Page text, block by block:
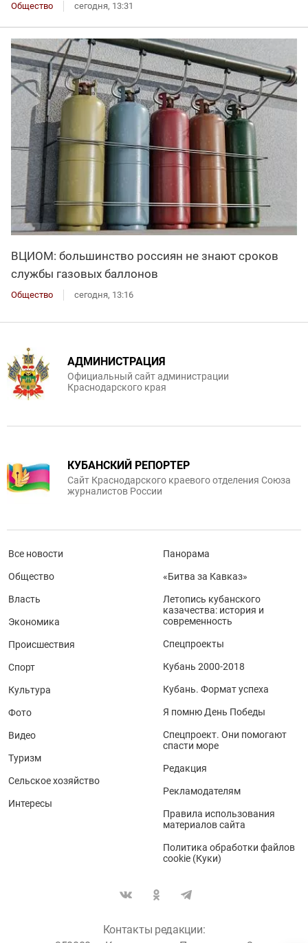
Общество сегодня, 13:31
ВЦИОМ: большинство россиян не знают сроков
службы газовых баллонов
Общество сегодня, 13:16
АДМИНИСТРАЦИЯ
Официальный сайт администрации
Краснодарского края
КУБАНСКИЙ РЕПОРТЕР
Сайт Краснодарского краевого отделения Союза
журналистов России
Все новости
Общество
Власть
Экономика
Происшествия
Спорт
Культура
Фото
Видео
Туризм
Сельское хозяйство
Интересы
Панорама
«Битва за Кавказ»
Летопись кубанского
казачества: история и
современность
Спецпроекты
Кубань 2000-2018
Кубань. Формат успеха
Я помню День Победы
Спецпроект. Они помогают
спасти море
Редакция
Рекламодателям
Правила использования
материалов сайта
Политика обработки файлов
cookie (Куки)
Контакты редакции: